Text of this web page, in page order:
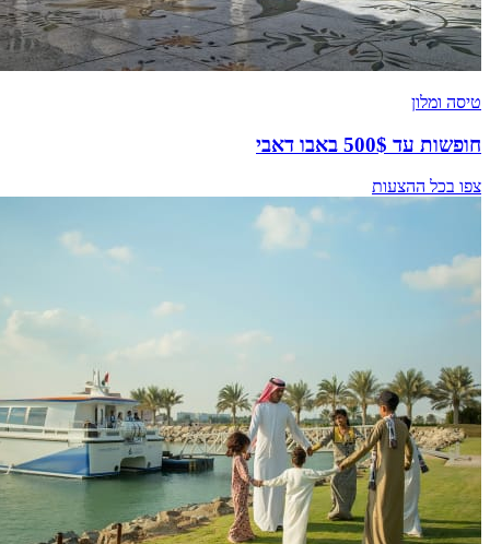
טיסה ומלון
חופשות עד 500$ באבו דאבי
צפו בכל ההצעות